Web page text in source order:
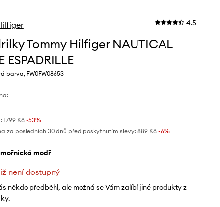
4.5
Tommy Hilfiger NAUTICAL
ESPADRILLE
barva, FW0FW08653
1799 Kč-53%
za posledních 30 dnů před poskytnutím slevy: 889 Kč -6%
modř
není dostupný
někdo předběhl, ale možná se Vám zalíbí jiné produkty z